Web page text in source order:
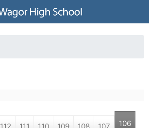
Jump to navigation
106